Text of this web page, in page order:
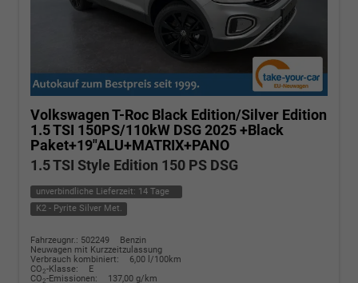
Volkswagen T-Roc Black Edition/Silver Edition
1.5 TSI 150PS/110kW DSG 2025 +Black
Paket+19"ALU+MATRIX+PANO
1.5 TSI Style Edition 150 PS DSG
unverbindliche Lieferzeit: 14 Tage
K2 - Pyrite Silver Met.
Fahrzeugnr.: 502249
Benzin
Neuwagen mit Kurzzeitzulassung
Verbrauch kombiniert:
6,00 l/100km
CO2-Klasse:
E
CO2-Emissionen: 137,00 g/km